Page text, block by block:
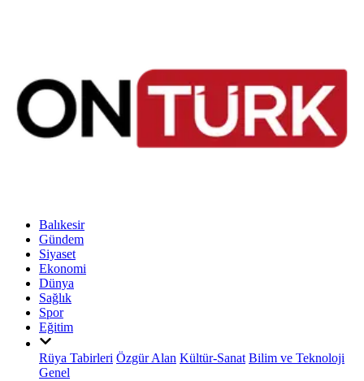
Balıkesir
Gündem
Siyaset
Ekonomi
Dünya
Sağlık
Spor
Eğitim
Rüya Tabirleri Özgür Alan Kültür-Sanat Bilim ve Teknoloji
Genel